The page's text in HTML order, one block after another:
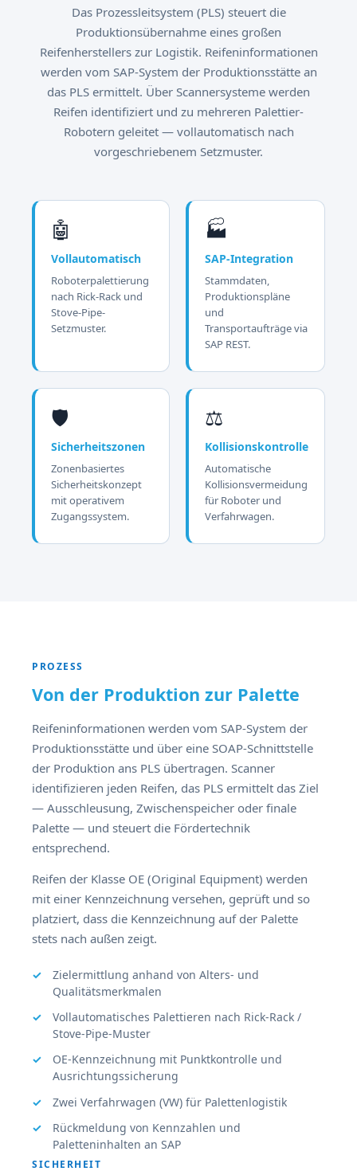
Das Prozessleitsystem (PLS) steuert die
Produktionsübernahme eines großen
Reifenherstellers zur Logistik. Reifeninformationen
werden vom SAP-System der Produktionsstätte an
das PLS ermittelt. Über Scannersysteme werden
Reifen identifiziert und zu mehreren Palettier-
Robotern geleitet — vollautomatisch nach
vorgeschriebenem Setzmuster.
🤖
Vollautomatisch
Roboterpalettierung
nach Rick-Rack und
Stove-Pipe-
Setzmuster.
🏭
SAP-Integration
Stammdaten,
Produktionspläne
und
Transportaufträge via
SAP REST.
🛡️
Sicherheitszonen
Zonenbasiertes
Sicherheitskonzept
mit operativem
Zugangssystem.
⚖️
Kollisionskontrolle
Automatische
Kollisionsvermeidung
für Roboter und
Verfahrwagen.
PROZESS
Von der Produktion zur Palette
Reifeninformationen werden vom SAP-System der
Produktionsstätte und über eine SOAP-Schnittstelle
der Produktion ans PLS übertragen. Scanner
identifizieren jeden Reifen, das PLS ermittelt das Ziel
— Ausschleusung, Zwischenspeicher oder finale
Palette — und steuert die Fördertechnik
entsprechend.
Reifen der Klasse OE (Original Equipment) werden
mit einer Kennzeichnung versehen, geprüft und so
platziert, dass die Kennzeichnung auf der Palette
stets nach außen zeigt.
Zielermittlung anhand von Alters- und
Qualitätsmerkmalen
Vollautomatisches Palettieren nach Rick-Rack /
Stove-Pipe-Muster
OE-Kennzeichnung mit Punktkontrolle und
Ausrichtungssicherung
Zwei Verfahrwagen (VW) für Palettenlogistik
Rückmeldung von Kennzahlen und
Paletteninhalten an SAP
SICHERHEIT